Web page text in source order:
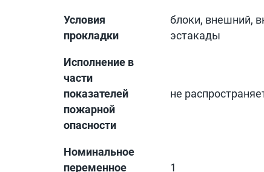
Условия
прокладки
блоки, внешний,
эстакады
Исполнение в
части
показателей
пожарной
опасности
не
Номинальное
переменное
1